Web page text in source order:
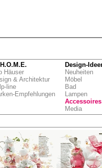
Häuser
& Architektur
line
Empfehlungen
Design-
Neuheiten
Möbel
Bad
Lampen
Accessoires
Media